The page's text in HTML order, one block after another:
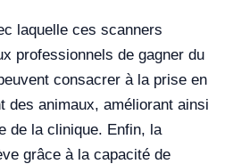
laquelle ces scanners
professionnels de gagner du
consacrer à la prise en
des animaux, améliorant ainsi
de la clinique. Enfin, la
grâce à la capacité de